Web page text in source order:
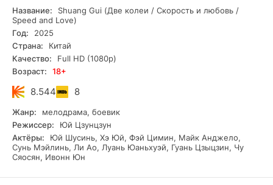
испытаний и взросления. Спустя долгое время судьба
вновь сводит их вместе, давая шанс восстановить
утраченную связь и начать новую главу своей жизни.
Название:
Shuang Gui (Две колеи / Скорость и любовь /
Speed and Love)
Год:
2025
Страна:
Китай
Качество:
Full HD (1080p)
Возраст:
18+
8.544 8
Жанр:
мелодрама, боевик
Режиссер:
Юй Цзунцзун
Актёры:
Юй Шусинь, Хэ Юй, Фэй Цимин, Майк Анджело,
Сунь Мэйлинь, Ли Ао, Луань Юаньхуэй, Гуань Цзыцзин, Чу
Сяосян, Ивонн Юн